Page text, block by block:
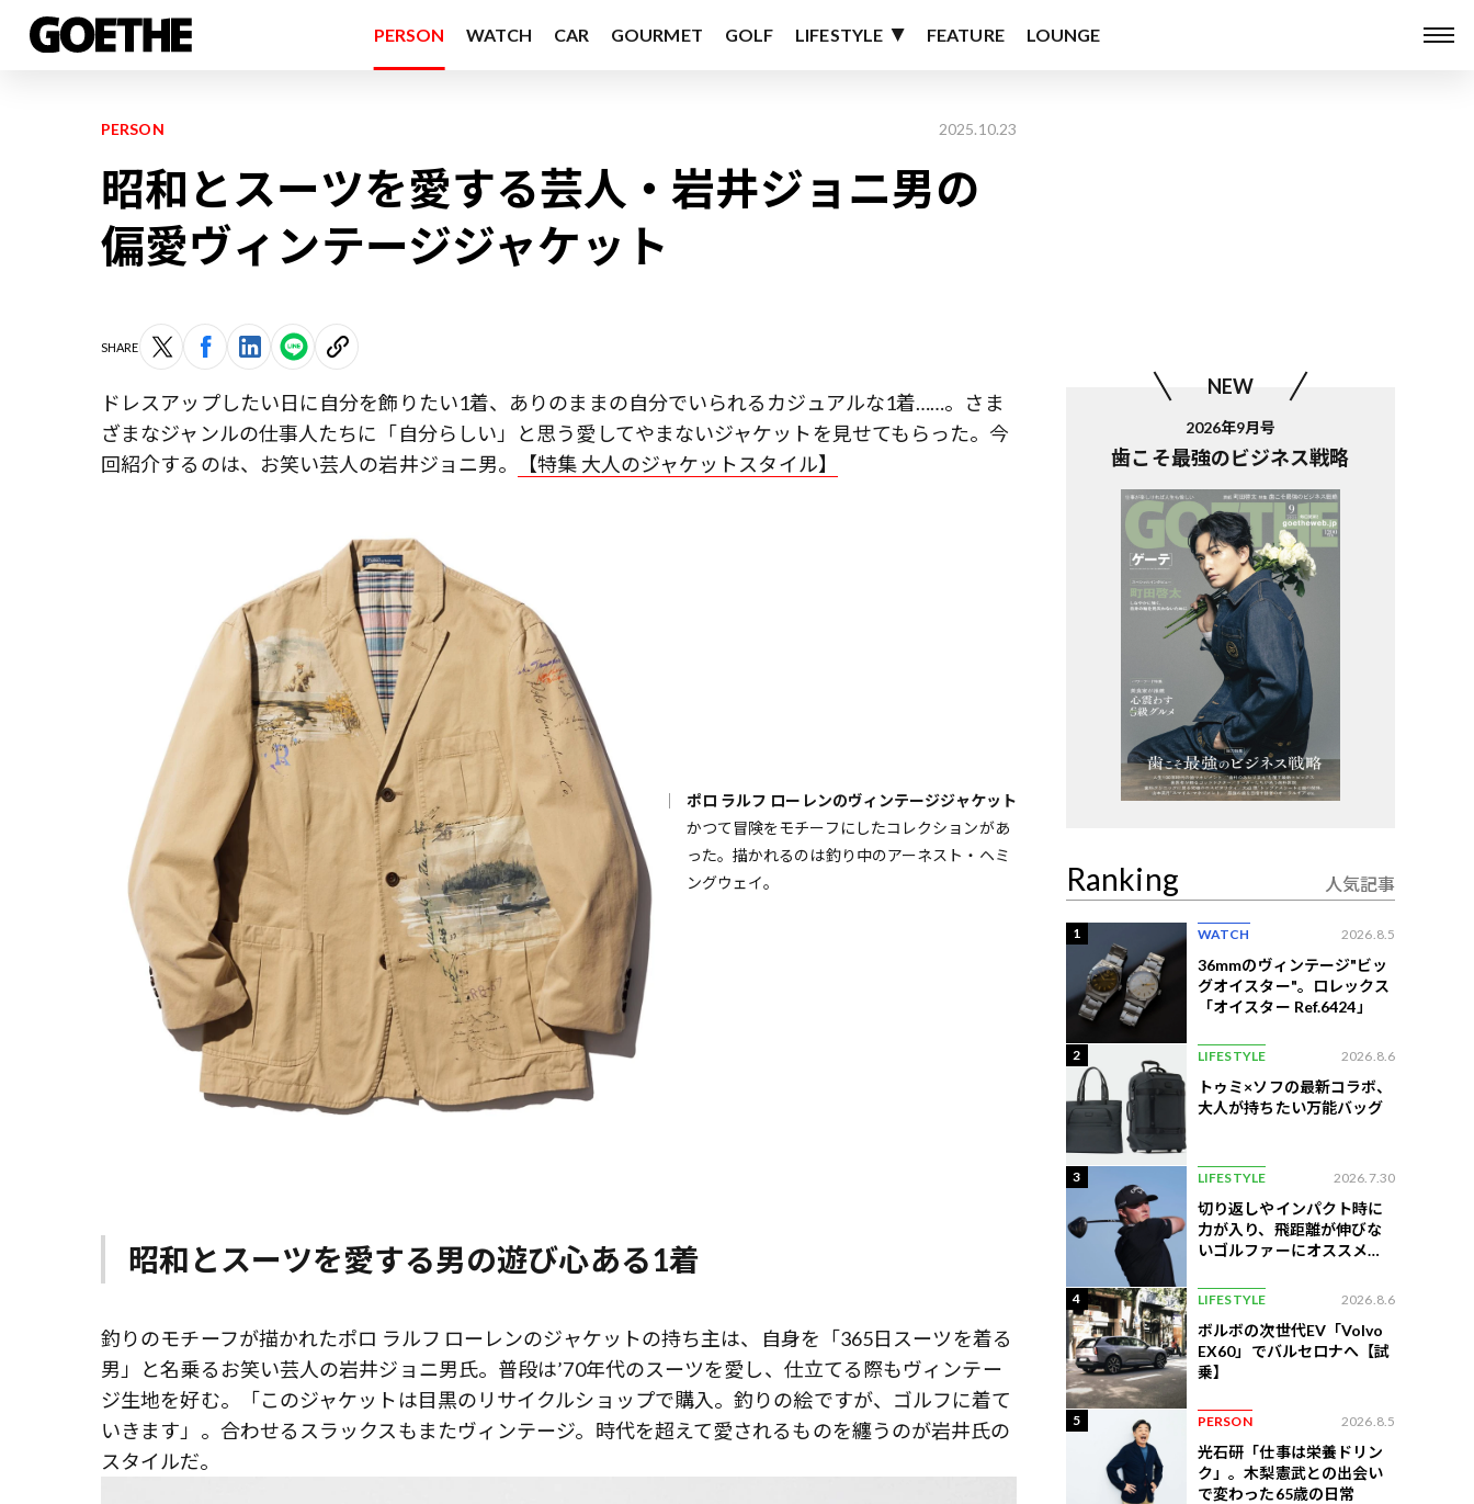
PERSON WATCH CAR GOURMET GOLF LIFESTYLE FEATURE LOUNGE
PERSON 2025.10.23
昭和とスーツを愛する芸人・岩井ジョニ男の
偏愛ヴィンテージジャケット
SHARE
ドレスアップしたい日に自分を飾りたい1着、ありのままの自分でいられるカジュアルな1着……。さま
ざまなジャンルの仕事人たちに「自分らしい」と思う愛してやまないジャケットを見せてもらった。今
回紹介するのは、お笑い芸人の岩井ジョニ男。
【特集 大人のジャケットスタイル】
ポロ ラルフ ローレンのヴィンテージジャケット
かつて冒険をモチーフにしたコレクションがあ
った。描かれるのは釣り中のアーネスト・ヘミ
ングウェイ。
昭和とスーツを愛する男の遊び心ある1着
釣りのモチーフが描かれたポロ ラルフ ローレンのジャケットの持ち主は、自身を「365日スーツを着る
男」と名乗るお笑い芸人の岩井ジョニ男氏。普段は’70年代のスーツを愛し、仕立てる際もヴィンテー
ジ生地を好む。「このジャケットは目黒のリサイクルショップで購入。釣りの絵ですが、ゴルフに着て
いきます」。合わせるスラックスもまたヴィンテージ。時代を超えて愛されるものを纏うのが岩井氏の
スタイルだ。
NEW
2026年9月号
歯こそ最強のビジネス戦略
Ranking 人気記事
1 WATCH 2026.8.5
36mmのヴィンテージ"ビッ
グオイスター"。ロレックス
「オイスター Ref.6424」
2 LIFESTYLE 2026.8.6
トゥミ×ソフの最新コラボ、
大人が持ちたい万能バッグ
3 LIFESTYLE 2026.7.30
切り返しやインパクト時に
力が入り、飛距離が伸びな
いゴルファーにオススメの
4 LIFESTYLE 2026.8.6
ボルボの次世代EV「Volvo
EX60」でバルセロナへ【試
乗】
5 PERSON 2026.8.5
光石研「仕事は栄養ドリン
ク」。木梨憲武との出会い
で変わった65歳の日常